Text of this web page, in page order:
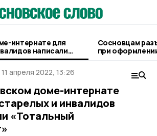
интернате для
написали
Сосновцам
при
людьми
11 апреля 2022, 13:26
доме-интернате
и инвалидов
«Тотальный